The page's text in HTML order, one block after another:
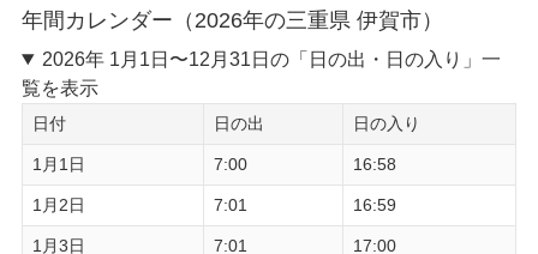
年間カレンダー（2026年の三重県 伊賀市）
2026年 1月1日〜12月31日の「日の出・日の入り」一
覧を表示
日付 日の出 日の入り
1月1日 7:00 16:58
1月2日 7:01 16:59
1月3日 7:01 17:00